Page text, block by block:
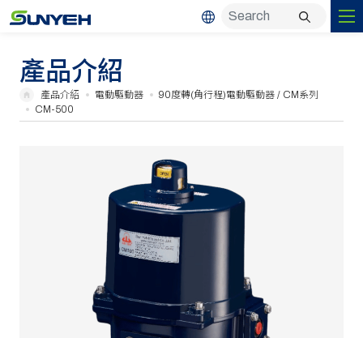
產品介紹
產品介紹 電動驅動器
90度轉(角行程)電動驅動器 / CM系列
CM-500